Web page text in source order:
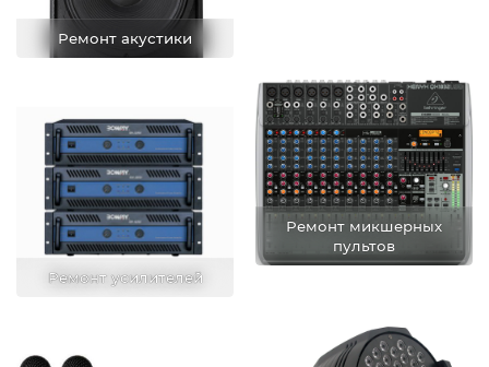
Ремонт акустики
Ремонт усилителей
Ремонт микшерных
пультов